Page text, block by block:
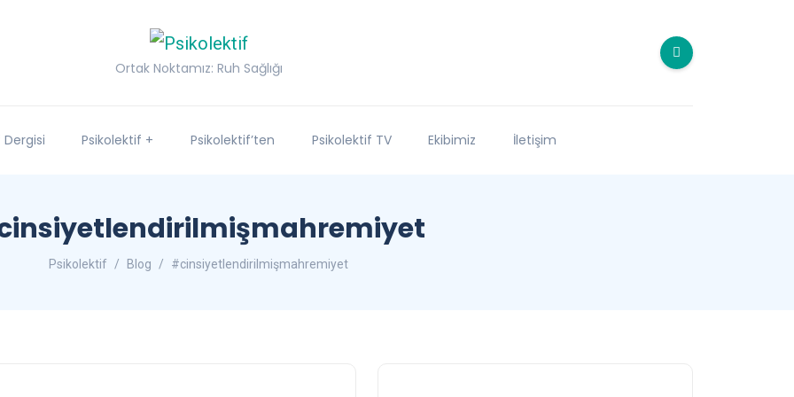
Ortak Noktamız: Ruh Sağlığı
Psikolektif + Psikolektif’ten Psikolektif TV Ekibimiz İletişim
Psikolektif Blog #cinsiyetlendirilmişmahremiyet